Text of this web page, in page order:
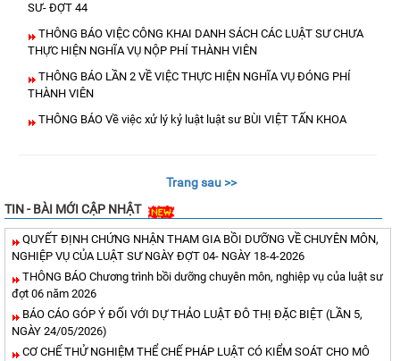
SƯ- ĐỢT 44
THÔNG BÁO VIỆC CÔNG KHAI DANH SÁCH CÁC LUẬT SƯ CHƯA
THỰC HIỆN NGHĨA VỤ NỘP PHÍ THÀNH VIÊN
THÔNG BÁO LẦN 2 VỀ VIỆC THỰC HIỆN NGHĨA VỤ ĐÓNG PHÍ
THÀNH VIÊN
THÔNG BÁO Về việc xử lý kỷ luật luật sư BÙI VIỆT TẤN KHOA
Trang sau >>
TIN - BÀI MỚI CẬP NHẬT
QUYẾT ĐỊNH CHỨNG NHẬN THAM GIA BỒI DƯỠNG VỀ CHUYÊN MÔN,
NGHIỆP VỤ CỦA LUẬT SƯ NGÀY ĐỢT 04- NGÀY 18-4-2026
THÔNG BÁO Chương trình bồi dưỡng chuyên môn, nghiệp vụ của luật sư
đợt 06 năm 2026
BÁO CÁO GÓP Ý ĐỐI VỚI DỰ THẢO LUẬT ĐÔ THỊ ĐẶC BIỆT (LẦN 5,
NGÀY 24/05/2026)
CƠ CHẾ THỬ NGHIỆM THỂ CHẾ PHÁP LUẬT CÓ KIỂM SOÁT CHO MÔ